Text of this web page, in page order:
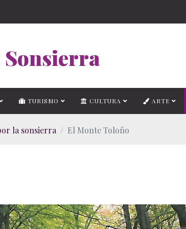
Sonsierra
TURISMO CULTURA ARTE
la sonsierra El Monte Toloño